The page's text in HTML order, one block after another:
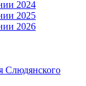
2024
2025
2026
Слюдянского